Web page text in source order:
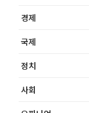
경제
국제
정치
사회